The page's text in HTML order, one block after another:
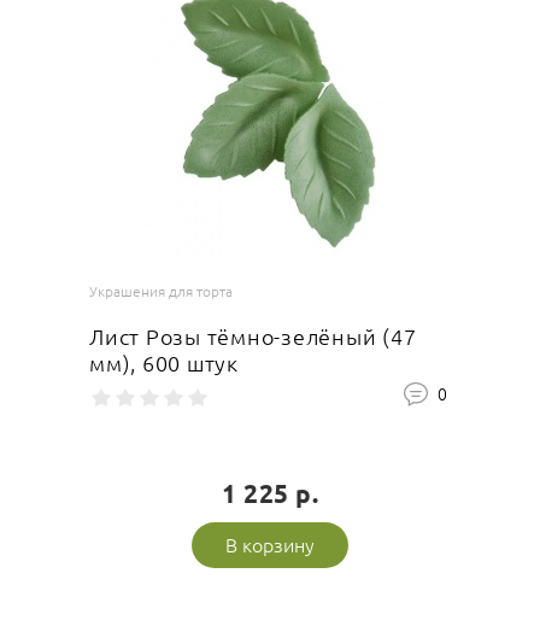
Украшения для торта
Лист Розы тёмно-зелёный (47
мм), 600 штук
0
1 225 р.
В корзину